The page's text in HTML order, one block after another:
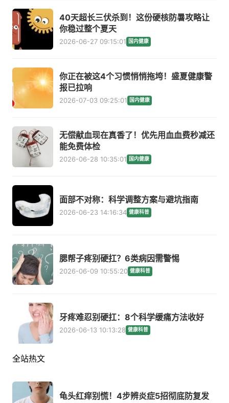
40天超长三伏杀到！这份硬核防暑攻略让
你稳过整个夏天
2026-06-27 09:15:01 国内健康
你正在被这4个习惯悄悄拖垮！盛夏健康警
报已拉响
2026-07-03 09:25:01 国内健康
无偿献血现在真香了！优先用血血费秒减还
能免费体检
2026-06-28 10:35:01 国内健康
面部不对称：科学调整方案与避坑指南
2026-06-23 14:16:34 健康科普
腮帮子疼别硬扛？6类病因需警惕
2026-06-09 10:55:20 健康科普
牙疼难忍别硬扛：8个科学缓痛方法收好
2026-06-13 10:13:28 健康科普
全站热文
龟头红痒别慌！4步辨炎症5招彻底防复发